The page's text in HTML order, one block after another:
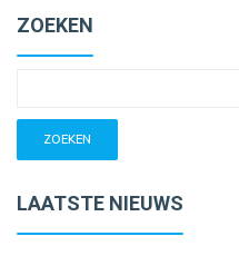
ZOEKEN
LAATSTE NIEUWS